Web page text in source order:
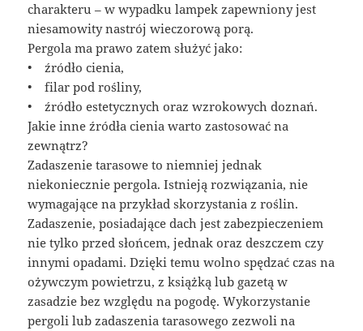
charakteru – w wypadku lampek zapewniony jest
niesamowity nastrój wieczorową porą.
Pergola ma prawo zatem służyć jako:
• źródło cienia,
• filar pod rośliny,
• źródło estetycznych oraz wzrokowych doznań.
Jakie inne źródła cienia warto zastosować na
zewnątrz?
Zadaszenie tarasowe to niemniej jednak
niekoniecznie pergola. Istnieją rozwiązania, nie
wymagające na przykład skorzystania z roślin.
Zadaszenie, posiadające dach jest zabezpieczeniem
nie tylko przed słońcem, jednak oraz deszczem czy
innymi opadami. Dzięki temu wolno spędzać czas na
ożywczym powietrzu, z książką lub gazetą w
zasadzie bez względu na pogodę. Wykorzystanie
pergoli lub zadaszenia tarasowego zezwoli na